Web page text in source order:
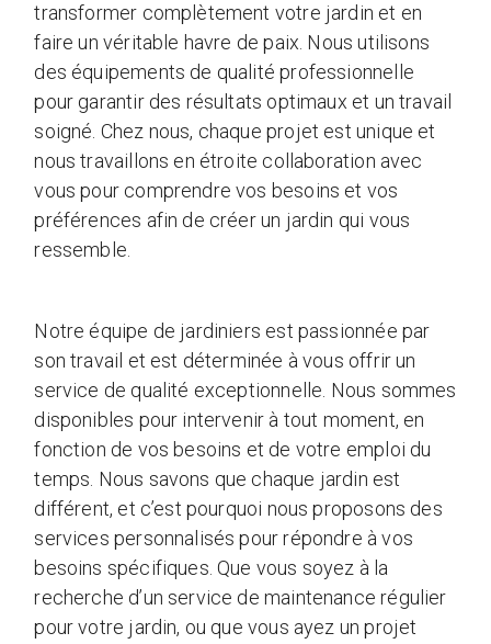
transformer complètement votre jardin et en
faire un véritable havre de paix. Nous utilisons
des équipements de qualité professionnelle
pour garantir des résultats optimaux et un travail
soigné. Chez nous, chaque projet est unique et
nous travaillons en étroite collaboration avec
vous pour comprendre vos besoins et vos
préférences afin de créer un jardin qui vous
ressemble.
Notre équipe de jardiniers est passionnée par
son travail et est déterminée à vous offrir un
service de qualité exceptionnelle. Nous sommes
disponibles pour intervenir à tout moment, en
fonction de vos besoins et de votre emploi du
temps. Nous savons que chaque jardin est
différent, et c’est pourquoi nous proposons des
services personnalisés pour répondre à vos
besoins spécifiques. Que vous soyez à la
recherche d’un service de maintenance régulier
pour votre jardin, ou que vous ayez un projet